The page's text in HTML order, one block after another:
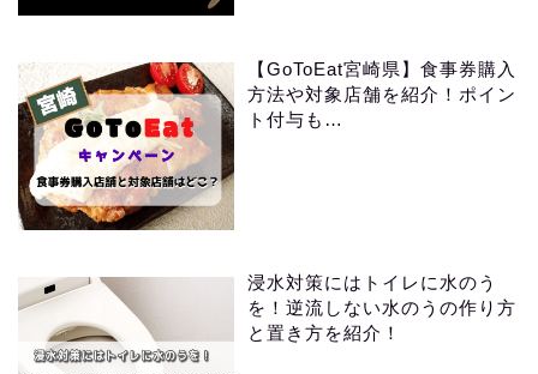
【GoToEat宮崎県】食事券購入
方法や対象店舗を紹介！ポイン
ト付与も…
浸水対策にはトイレに水のう
を！逆流しない水のうの作り方
と置き方を紹介！